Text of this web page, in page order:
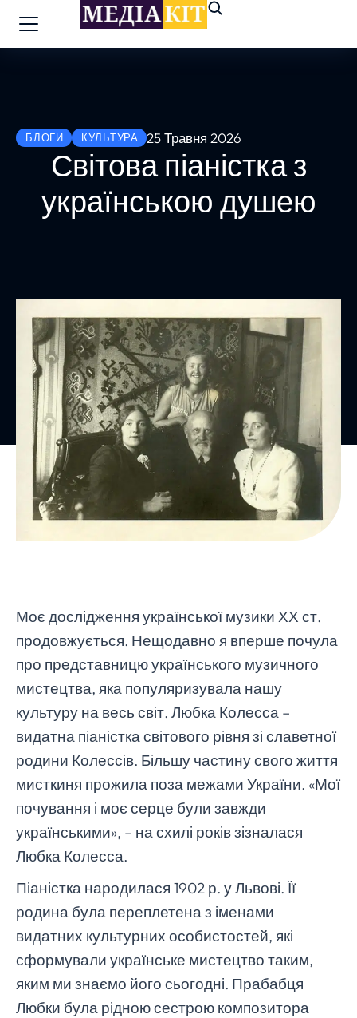
БЛОГИ КУЛЬТУРА 25 Травня 2026
Світова піаністка з
українською душею
Моє дослідження української музики ХХ ст.
продовжується. Нещодавно я вперше почула
про представницю українського музичного
мистецтва, яка популяризувала нашу
культуру на весь світ. Любка Колесса –
видатна піаністка світового рівня зі славетної
родини Колессів. Більшу частину свого життя
мисткиня прожила поза межами України. «Мої
почування і моє серце були завжди
українськими», – на схилі років зізналася
Любка Колесса.
Піаністка народилася 1902 р. у Львові. Її
родина була переплетена з іменами
видатних культурних особистостей, які
сформували українське мистецтво таким,
яким ми знаємо його сьогодні. Прабабця
Любки була рідною сестрою композитора